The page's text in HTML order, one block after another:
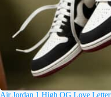
Air Jordan 1 High OG Love Letter